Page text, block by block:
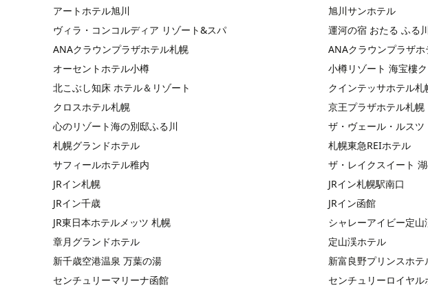
ー
て
アートホテル旭川 旭川サンホテル
ヴィラ・コンコルディア リゾート&スパ
運河の宿 おたる ふる川
ANAクラウンプラザホテル札幌
ANAクラウンプラザ
オーセントホテル小樽
小樽リゾート 海宝樓
北こぶし知床 ホテル＆リゾート
クインテッサホテル札
クロスホテル札幌
京王プラザホテル札幌
心のリゾート海の別邸ふる川
ザ・ヴェール・ルスツ
札幌グランドホテル
札幌東急REIホテル
サフィールホテル稚内
ザ・レイクスイート
JRイン札幌
JRイン札幌駅南口
JRイン千歳
JRイン函館
JR東日本ホテルメッツ 札幌
シャレーアイビー定山
章月グランドホテル
定山渓ホテル
新千歳空港温泉 万葉の湯
新富良野プリンスホテ
センチュリーマリーナ函館
センチュリーロイヤル